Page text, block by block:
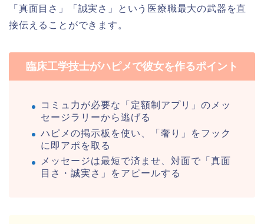
「真面目さ」「誠実さ」という医療職最大の武器を直
接伝えることができます。
臨床工学技士がハピメで彼女を作るポイント
コミュ力が必要な「定額制アプリ」のメッ
セージラリーから逃げる
ハピメの掲示板を使い、「奢り」をフック
に即アポを取る
メッセージは最短で済ませ、対面で「真面
目さ・誠実さ」をアピールする